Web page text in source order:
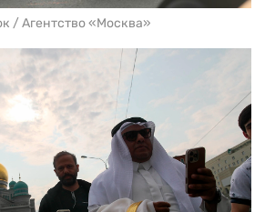
/ Агентство «Москва»